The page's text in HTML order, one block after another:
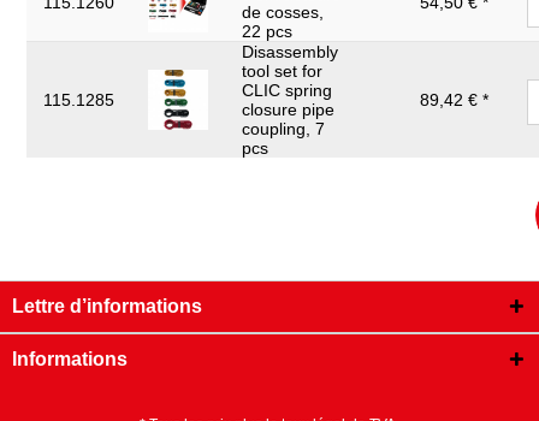
de cosses,
22 pcs
115.1285
Disassembly
tool set for
CLIC spring
closure pipe
coupling, 7
pcs
89,42 € *
Lettre d’informations
Informations